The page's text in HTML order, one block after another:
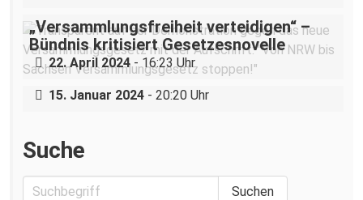
„Versammlungsfreiheit verteidigen“ –
Bündnis kritisiert Gesetzesnovelle
22. April 2024- 16:23 Uhr
Status quo: Eine Rückschau auf die Idee
#wirstreiken im Landtagswahlkampf
2019
15. Januar 2024 - 20:20 Uhr
Suche